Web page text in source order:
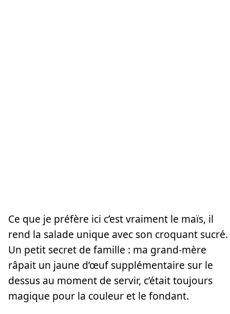
Ce que je préfère ici c’est vraiment le maïs, il
rend la salade unique avec son croquant sucré.
Un petit secret de famille : ma grand-mère
râpait un jaune d’œuf supplémentaire sur le
dessus au moment de servir, c’était toujours
magique pour la couleur et le fondant.